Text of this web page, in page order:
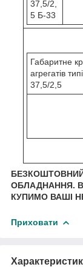
37,5/2,
5 Б-33
Габаритне
агрегатів
37,5/2,5
ОБЛАДНАННЯ.
КУПИМО ВАШІ
Приховати